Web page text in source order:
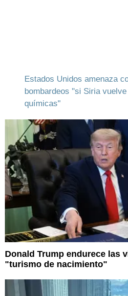
Estados Unidos amenaza
bombardeos "si Siria
químicas"
Donald Trump endurece las
"turismo de nacimiento"